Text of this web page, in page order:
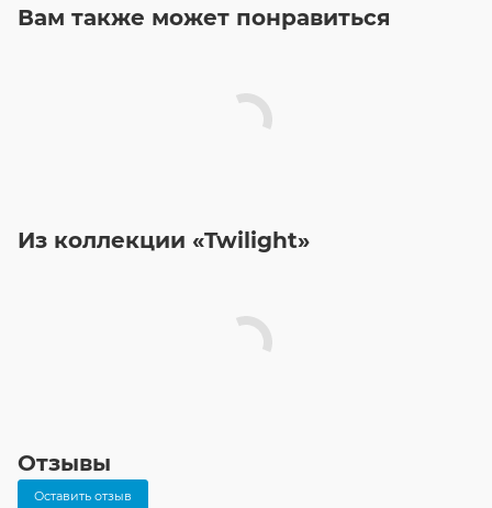
Вам также может понравиться
Из коллекции «Twilight»
Отзывы
Оставить отзыв